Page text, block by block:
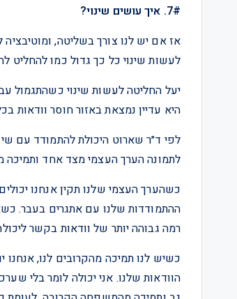
7#. איך עושים שינוי?
אז אם יש לנו צורך בשליטה,
לעשות שינוי כל כך גדול כמו להחליט
יעל החליטה לעשות שינוי כשהתגמול
היא עדיין נמצאת באזור חוסר וודאות
לפי ד״ר שארוט היכולת להתמודד עם
לתמונה הערך העצמי מצד אחד ותמיכה
כשהערך העצמי שלנו תקין אנחנו
ההתמודדות שלנו עם אתגרים בעבר.
רמה גבוהה יותר של וודאות בקשר
כשיש לנו תמיכה מהקרובים לנו,
הוודאות שלנו. אני יכולה לומר בלי